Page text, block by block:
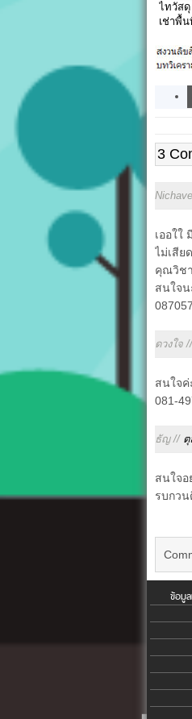
ไทวัสดุ
เช่าพื้
ราคาถู
3
เออใใ
ไม่เสีย
คุณวิชา
สนใจน
ดวงใจ
สนใจค่
081-
ธัญ // ตุ
สนใจอ
รบกวน
ข้อมู